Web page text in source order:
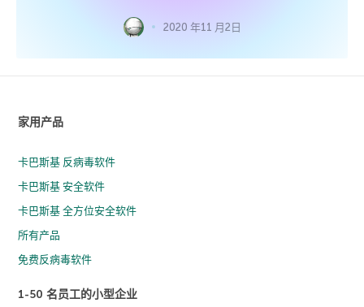
2020 年11 月2日
家用产品
卡巴斯基 反病毒软件
卡巴斯基 安全软件
卡巴斯基 全方位安全软件
所有产品
免费反病毒软件
1-50 名员工的小型企业